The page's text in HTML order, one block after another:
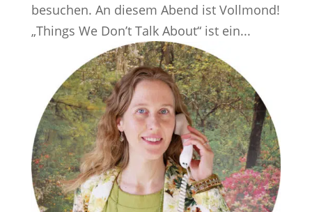
besuchen. An diesem Abend ist Vollmond!
„Things We Don’t Talk About“ ist ein...